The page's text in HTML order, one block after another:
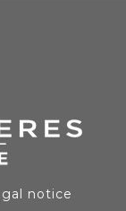
notice